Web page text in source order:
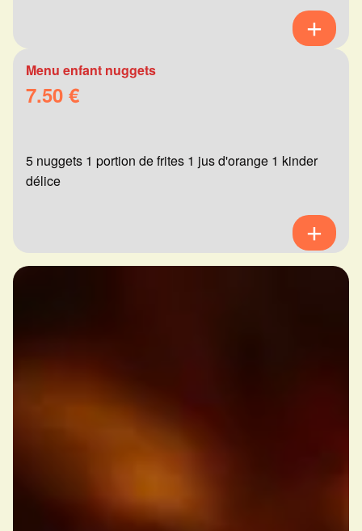
Menu enfant nuggets
7.50 €
5 nuggets 1 portion de frites 1 jus d'orange 1 kinder
délice